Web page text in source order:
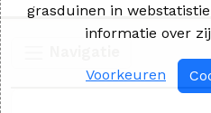
grasduinen in
informatie over
Voorkeuren